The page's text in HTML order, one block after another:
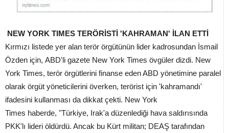
NEW YORK TIMES TERÖRİSTİ 'KAHRAMAN' İLAN ETTİ
Kırmızı listede yer alan terör örgütünün lider kadrosundan İsmail
Özden için, ABD'li gazete New York Times övgüler dizdi. New
York Times, terör örgütlerini finanse eden ABD yönetimine paralel
olarak örgüt yöneticilerini överken, terörist için 'kahramandı'
ifadesini kullanması da dikkat çekti. New York
Times haberde, "Türkiye, Irak'a düzenlediği hava saldırısında
PKK'lı lideri öldürdü. Ancak bu Kürt militan; DEAŞ tarafından